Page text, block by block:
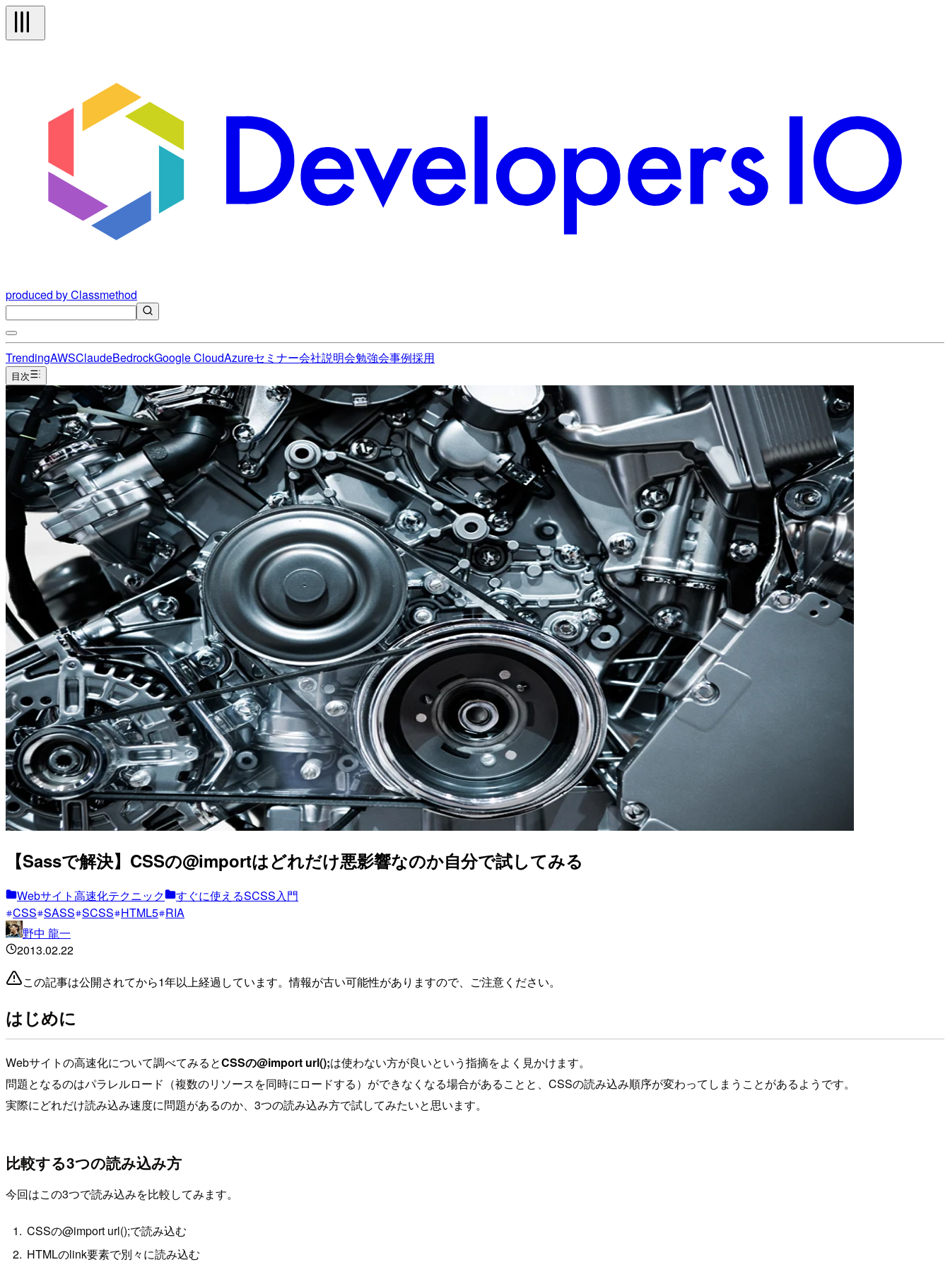
produced by Classmethod
TrendingAWSClaudeBedrockGoogle CloudAzureセミナー会社説明会勉強会事例採用
目次
【Sassで解決】CSSの@importはどれだけ悪影響なのか自分で試してみる
Webサイト高速化テクニック
すぐに使えるSCSS入門
CSS SASS SCSS HTML5 RIA
野中 龍一
2013.02.22
この記事は公開されてから1年以上経過しています。情報が古い可能性がありますので、ご注意ください。
はじめに
Webサイトの高速化について調べてみるとCSSの@import url();は使わない方が良いという指摘をよく見かけます。
問題となるのはパラレルロード（複数のリソースを同時にロードする）ができなくなる場合があることと、CSSの読み込み順序が変わってしまうことがあるようです。
実際にどれだけ読み込み速度に問題があるのか、3つの読み込み方で試してみたいと思います。
比較する3つの読み込み方
今回はこの3つで読み込みを比較してみます。
CSSの@import url();で読み込む
HTMLのlink要素で別々に読み込む